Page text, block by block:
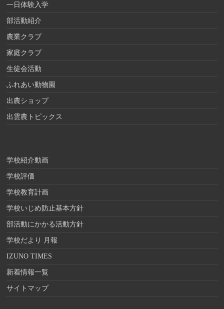
一日体験入学
部活動紹介
農業クラブ
家庭クラブ
生徒会活動
ふれあい動物園
出農ショップ
出雲農トピックス
学校紹介動画
学校評価
学校教育計画
学校いじめ防止基本方針
部活動にかかる活動方針
学校だより 月報
IZUNO TIMES
新着情報一覧
サイトマップ